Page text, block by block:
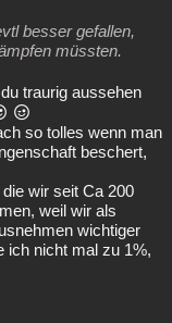
besser gefallen,
müssten.
traurig aussehen
so tolles wenn man
beschert,
wir seit Ca 200
weil wir als
wichtiger
ich nicht mal zu 1%,